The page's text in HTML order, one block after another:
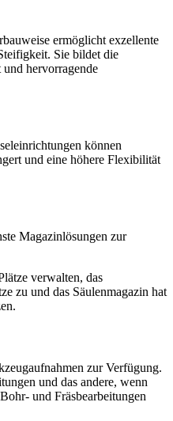
ermöglicht exzellente
Sie bildet die
hervorragende
können
und eine höhere Flexibilität
Magazinlösungen zur
verwalten, das
zu und das Säulenmagazin hat
zur Verfügung.
und das andere, wenn
und Fräsbearbeitungen